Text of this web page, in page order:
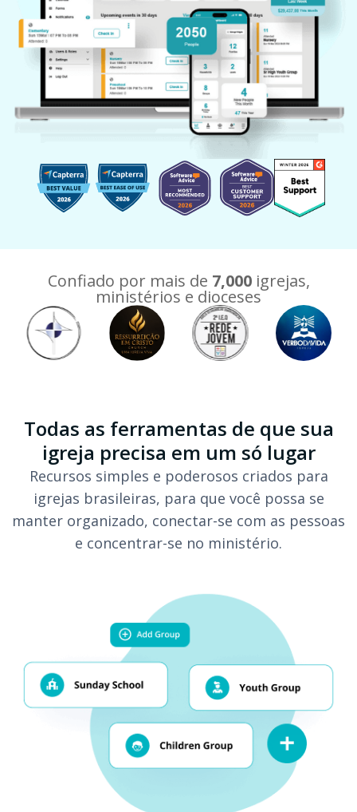
Confiado por mais de 7,000igrejas,
ministérios e dioceses
Todas as ferramentas de que sua
igreja precisa em um só lugar
Recursos simples e poderosos criados para
igrejas brasileiras, para que você possa se
manter organizado, conectar-se com as pessoas
e concentrar-se no ministério.